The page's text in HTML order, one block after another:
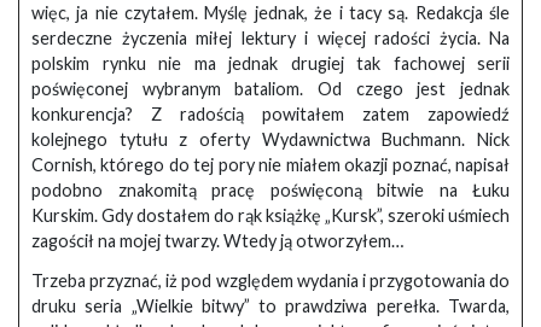
więc, ja nie czytałem. Myślę jednak, że i tacy są. Redakcja śle
serdeczne życzenia miłej lektury i więcej radości życia. Na
polskim rynku nie ma jednak drugiej tak fachowej serii
poświęconej wybranym bataliom. Od czego jest jednak
konkurencja? Z radością powitałem zatem zapowiedź
kolejnego tytułu z oferty Wydawnictwa Buchmann. Nick
Cornish, którego do tej pory nie miałem okazji poznać, napisał
podobno znakomitą pracę poświęconą bitwie na Łuku
Kurskim. Gdy dostałem do rąk książkę „Kursk”, szeroki uśmiech
zagościł na mojej twarzy. Wtedy ją otworzyłem…
Trzeba przyznać, iż pod względem wydania i przygotowania do
druku seria „Wielkie bitwy” to prawdziwa perełka. Twarda,